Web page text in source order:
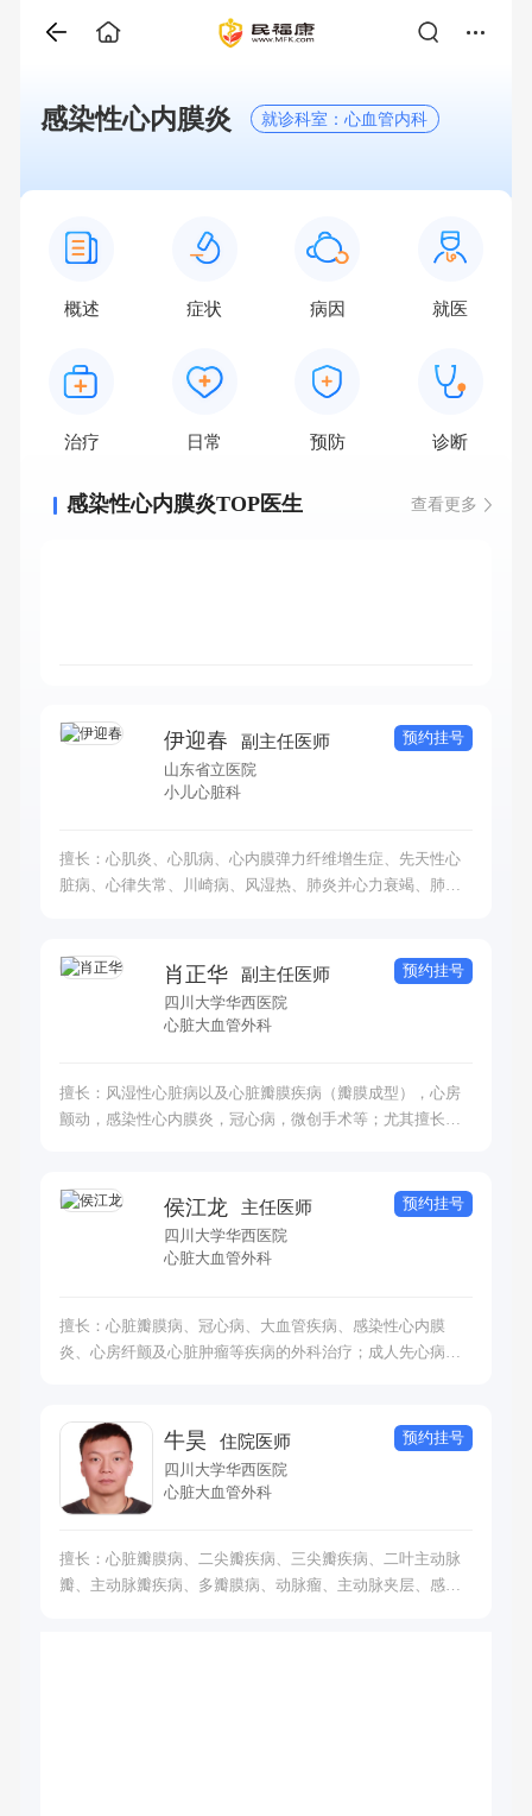
感染性心内膜炎 就诊科室：心血管内科
概述 症状 病因 就医
治疗 日常 预防 诊断
感染性心内膜炎TOP医生 查看更多
伊迎春 副主任医师
山东省立医院
小儿心脏科
预约挂号
擅长：心肌炎、心肌病、心内膜弹力纤维增生症、先天性心
脏病、心律失常、川崎病、风湿热、肺炎并心力衰竭、肺动
心脏病的介入治疗。肖正华 副主任医师
四川大学华西医院
心脏大血管外科
预约挂号
擅长：风湿性心脏病以及心脏瓣膜疾病（瓣膜成型），心房
颤动，感染性心内膜炎，冠心病，微创手术等；尤其擅长主
侯江龙 主任医师
四川大学华西医院
心脏大血管外科
预约挂号
擅长：心脏瓣膜病、冠心病、大血管疾病、感染性心内膜
炎、心房纤颤及心脏肿瘤等疾病的外科治疗；成人先心病的
牛昊 住院医师
四川大学华西医院
心脏大血管外科
预约挂号
擅长：心脏瓣膜病、二尖瓣疾病、三尖瓣疾病、二叶主动脉
瓣、主动脉瓣疾病、多瓣膜病、动脉瘤、主动脉夹层、感染